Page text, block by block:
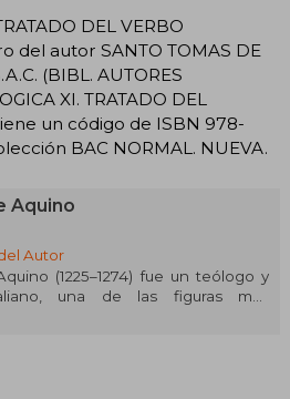
DEL VERBO
del autor SANTO TOMAS DE
(BIBL. AUTORES
XI. TRATADO DEL
un código de ISBN 978-
BAC NORMAL. NUEVA.
Aquino
Autor
(1225–1274) fue un teólogo y
una de las figuras más
la escolástica medieval y de la